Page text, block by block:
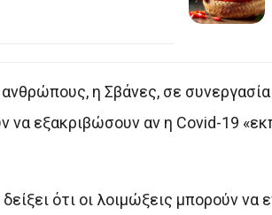
η Σβάνες, σε
να εξακριβώσουν αν η Covid-19
ότι οι λοιμώξεις μπορούν